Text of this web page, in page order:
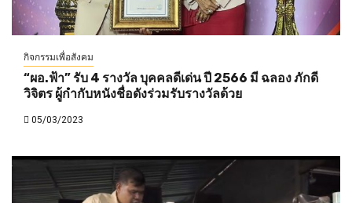
กิจกรรมเพื่อสังคม
“ผอ.ฟ้า” รับ 4 รางวัล บุคคลดีเด่น ปี 2566 มี ฉลอง ภักดี
วิจิตร ผู้กำกับหนังชื่อดังร่วมรับรางวัลด้วย
05/03/2023